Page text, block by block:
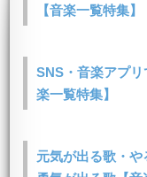
【音楽一覧特集】
SNS・音楽アプ
楽一覧特集】
元気が出る歌・や